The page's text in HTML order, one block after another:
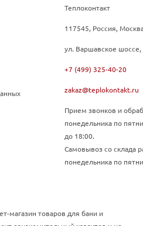
Теплоконтакт
117545, Россия,
ул. Варшавское шоссе,
+7 (499) 325-40-20
zakaz@teplokontakt.ru
Прием звонков и
понедельника по
до 18:00.
Самовывоз со склада
понедельника по
магазин товаров для бани и